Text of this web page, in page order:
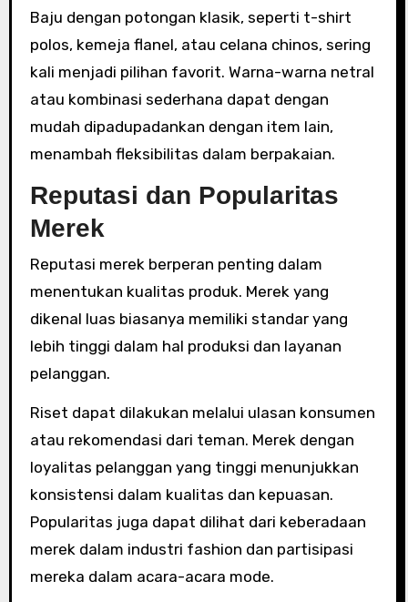
Baju dengan potongan klasik, seperti t-shirt
polos, kemeja flanel, atau celana chinos, sering
kali menjadi pilihan favorit. Warna-warna netral
atau kombinasi sederhana dapat dengan
mudah dipadupadankan dengan item lain,
menambah fleksibilitas dalam berpakaian.
Reputasi dan Popularitas
Merek
Reputasi merek berperan penting dalam
menentukan kualitas produk. Merek yang
dikenal luas biasanya memiliki standar yang
lebih tinggi dalam hal produksi dan layanan
pelanggan.
Riset dapat dilakukan melalui ulasan konsumen
atau rekomendasi dari teman. Merek dengan
loyalitas pelanggan yang tinggi menunjukkan
konsistensi dalam kualitas dan kepuasan.
Popularitas juga dapat dilihat dari keberadaan
merek dalam industri fashion dan partisipasi
mereka dalam acara-acara mode.